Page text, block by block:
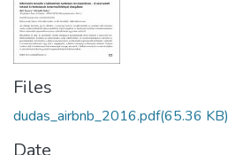
Files
dudas_airbnb_2016.pdf(65.36 KB)
Date